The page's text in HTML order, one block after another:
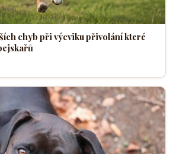
chyb při výcviku přivolání které